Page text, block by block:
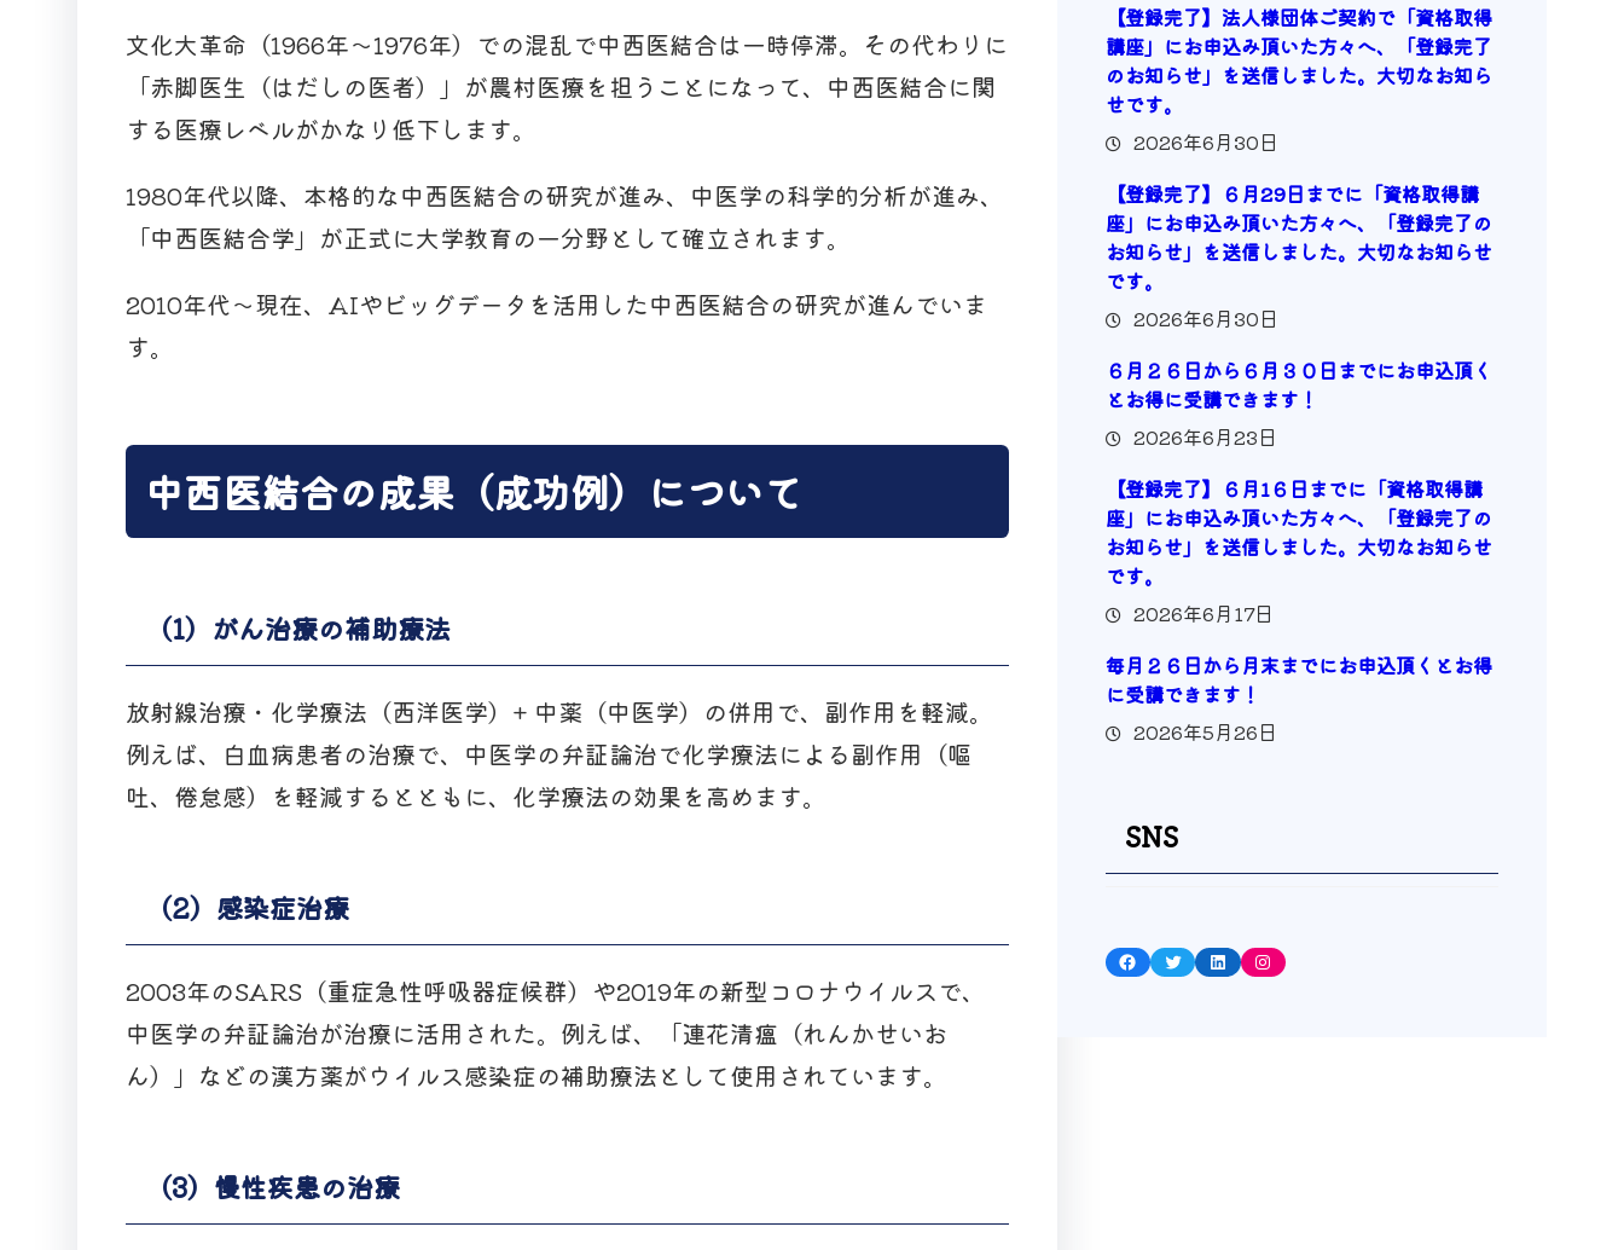
文化大革命（1966年〜1976年）での混乱で中西医結合は一時停滞。その代わりに
「赤脚医生（はだしの医者）」が農村医療を担うことになって、中西医結合に関
する医療レベルがかなり低下します。
1980年代以降、本格的な中西医結合の研究が進み、中医学の科学的分析が進み、
「中西医結合学」が正式に大学教育の一分野として確立されます。
2010年代〜現在、AIやビッグデータを活用した中西医結合の研究が進んでいま
す。
中西医結合の成果（成功例）について
（1）がん治療の補助療法
放射線治療・化学療法（西洋医学）+ 中薬（中医学）の併用で、副作用を軽減。
例えば、白血病患者の治療で、中医学の弁証論治で化学療法による副作用（嘔
吐、倦怠感）を軽減するとともに、化学療法の効果を高めます。
（2）感染症治療
2003年のSARS（重症急性呼吸器症候群）や2019年の新型コロナウイルスで、
中医学の弁証論治が治療に活用された。例えば、「連花清瘟（れんかせいお
ん）」などの漢方薬がウイルス感染症の補助療法として使用されています。
（3）慢性疾患の治療
【登録完了】法人様団体ご契約で「資格取得
講座」にお申込み頂いた方々へ、「登録完了
のお知らせ」を送信しました。大切なお知ら
せです。
2026年6月30日
【登録完了】６月29日までに「資格取得講
座」にお申込み頂いた方々へ、「登録完了の
お知らせ」を送信しました。大切なお知らせ
です。
2026年6月30日
６月２６日から６月３０日までにお申込頂く
とお得に受講できます！
2026年6月23日
【登録完了】６月1６日までに「資格取得講
座」にお申込み頂いた方々へ、「登録完了の
お知らせ」を送信しました。大切なお知らせ
です。
2026年6月17日
毎月２６日から月末までにお申込頂くとお得
に受講できます！
2026年5月26日
SNS
Facebook Twitter LinkedIn Instagram